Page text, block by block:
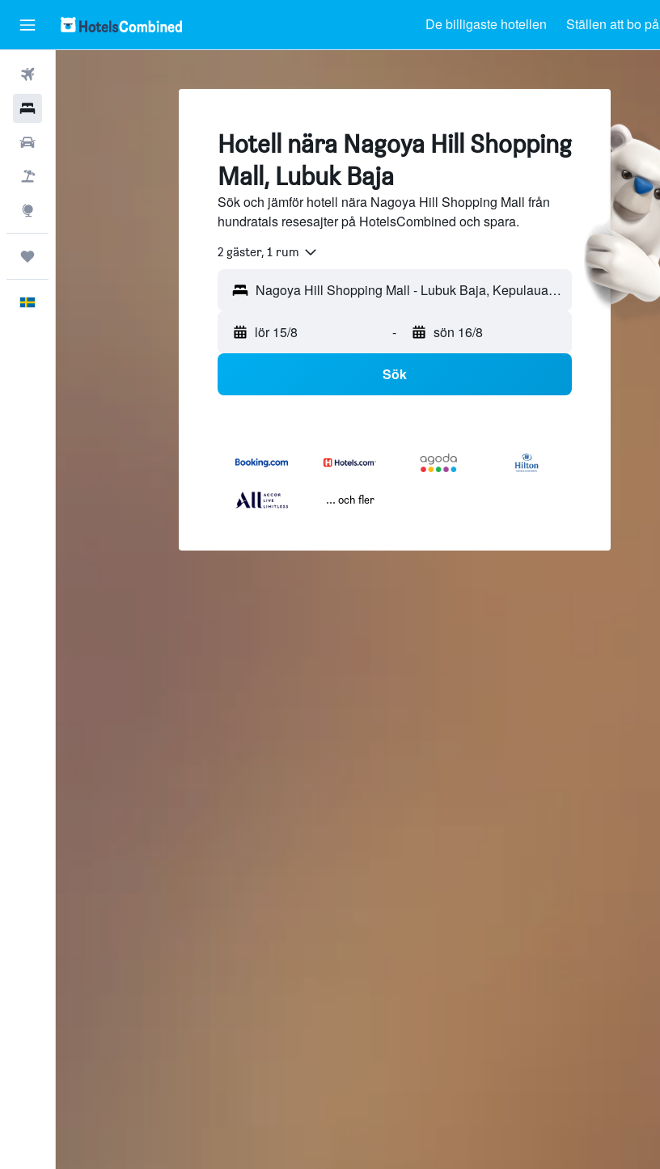
De billigaste hotellen Ställen att bo på
Hotell nära Nagoya Hill Shopping
Mall, Lubuk Baja
Sök och jämför hotell nära Nagoya Hill Shopping Mall från
hundratals resesajter på HotelsCombined och spara.
2 gäster, 1 rum
lör 15/8 - sön 16/8
Sök
... och fler